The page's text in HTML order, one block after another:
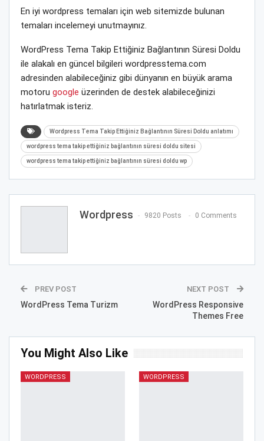
En iyi wordpress temaları için web sitemizde bulunan
temaları incelemeyi unutmayınız.
WordPress Tema Takip Ettiğiniz Bağlantının Süresi Doldu
ile alakalı en güncel bilgileri wordpresstema.com
adresinden alabileceğiniz gibi dünyanın en büyük arama
motoru google üzerinden de destek alabileceğinizi
hatırlatmak isteriz.
Wordpress Tema Takip Ettiğiniz Bağlantının Süresi Doldu anlatımı
wordpress tema takip ettiğiniz bağlantının süresi doldu sitesi
wordpress tema takip ettiğiniz bağlantının süresi doldu wp
Wordpress 9820 Posts 0 Comments
PREV POST
WordPress Tema Turizm
NEXT POST
WordPress Responsive
Themes Free
You Might Also Like
WORDPRESS WORDPRESS